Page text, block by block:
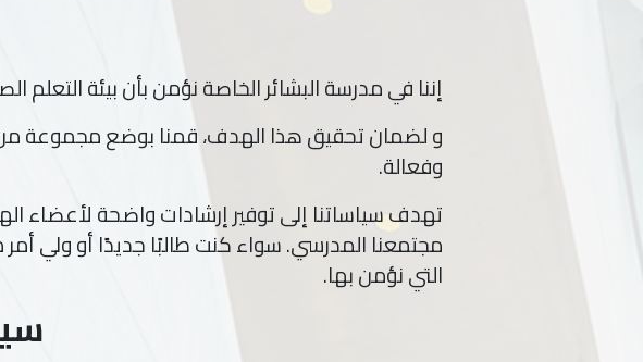
إننا في مدرسة البشائر الخاصة نؤمن بأن بيئة
و لضمان تحقيق هذا الهدف، قمنا بوضع مجموعة من
وفعالة.
تهدف سياساتنا إلى توفير إرشادات واضحة لأعضاء
مجتمعنا المدرسي. سواء كنت طالبًا جديدًا أو ولي
التي نؤمن بها.